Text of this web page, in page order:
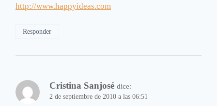
http://www.happyideas.com
Responder
Cristina Sanjosé dice:
2 de septiembre de 2010 a las 06:51